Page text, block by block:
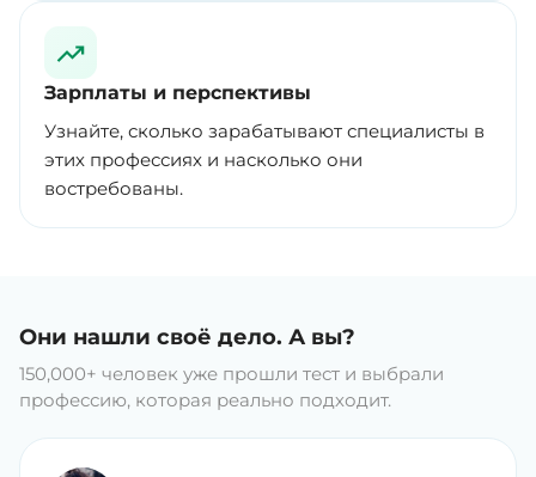
Зарплаты и перспективы
Узнайте, сколько зарабатывают специалисты в
этих профессиях и насколько они
востребованы.
Они нашли своё дело. А вы?
150,000+ человек уже прошли тест и выбрали
профессию, которая реально подходит.